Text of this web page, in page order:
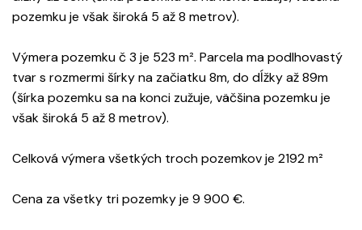
pozemku je však široká 5 až 8 metrov).
Výmera pozemku č 3 je 523 m². Parcela ma podlhovastý
tvar s rozmermi šírky na začiatku 8m, do dĺžky až 89m
(šírka pozemku sa na konci zužuje, väčšina pozemku je
však široká 5 až 8 metrov).
Celková výmera všetkých troch pozemkov je 2192 m²
Cena za všetky tri pozemky je 9 900 €.